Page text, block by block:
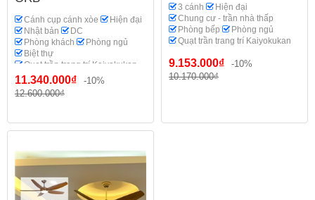
Cánh cụp cánh xòe
Hiện đại
Nhật bản
DC
Phòng khách
Phòng ngủ
Biệt thự
Quạt trần trang trí Kaiyokukan
11.340.000₫
-10%
12.600.000₫
3 cánh
Hiện đại
Chung cư - trần nhà thấp
Phòng bếp
Phòng ngủ
Quạt trần trang trí Kaiyokukan
9.153.000₫
-10%
10.170.000₫